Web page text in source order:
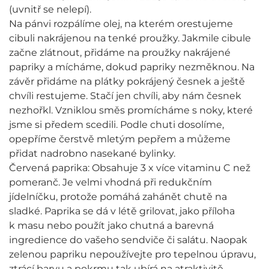
(uvnitř se nelepí).
Na pánvi rozpálíme olej, na kterém orestujeme
cibuli nakrájenou na tenké proužky. Jakmile cibule
začne zlátnout, přidáme na proužky nakrájené
papriky a mícháme, dokud papriky nezměknou. Na
závěr přidáme na plátky pokrájený česnek a ještě
chvíli restujeme. Stačí jen chvíli, aby nám česnek
nezhořkl. Vzniklou směs promícháme s noky, které
jsme si předem scedili. Podle chuti dosolíme,
opepříme čerstvě mletým pepřem a můžeme
přidat nadrobno nasekané bylinky.
Červená paprika: Obsahuje 3 x více vitaminu C než
pomeranč. Je velmi vhodná při redukčním
jídelníčku, protože pomáhá zahánět chutě na
sladké. Paprika se dá v létě grilovat, jako příloha
k masu nebo použít jako chutná a barevná
ingredience do vašeho sendviče či salátu. Naopak
zelenou papriku nepoužívejte pro tepelnou úpravu,